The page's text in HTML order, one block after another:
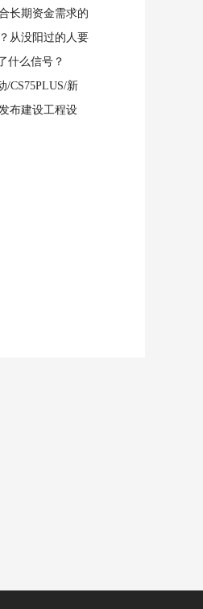
长期资金需求的
从没阳过的人要
什么信号？
/CS75PLUS/新
布建设工程设